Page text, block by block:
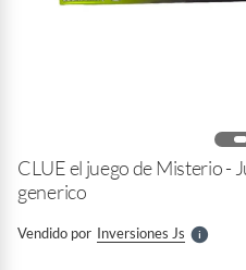
CLUE el juego de Misterio -
generico
Vendido por Inversiones JsS
e